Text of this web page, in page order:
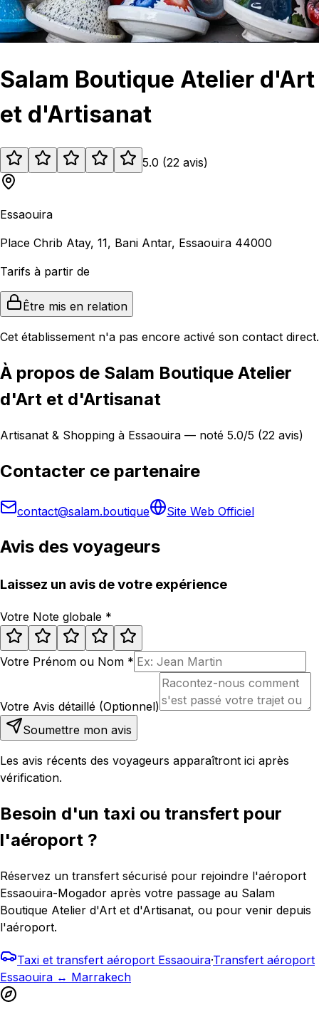
Salam Boutique Atelier d'Art
et d'Artisanat
5.0 (22 avis)
Essaouira
Place Chrib Atay, 11, Bani Antar, Essaouira 44000
Tarifs à partir de
Être mis en relation
Cet établissement n'a pas encore activé son contact direct.
À propos de Salam Boutique Atelier
d'Art et d'Artisanat
Artisanat & Shopping à Essaouira — noté 5.0/5 (22 avis)
Contacter ce partenaire
contact@salam.boutique Site Web Officiel
Avis des voyageurs
Laissez un avis de votre expérience
Votre Note globale *
Votre Prénom ou Nom *
Votre Avis détaillé (Optionnel)
Soumettre mon avis
Les avis récents des voyageurs apparaîtront ici après
vérification.
Besoin d'un taxi ou transfert pour
l'aéroport ?
Réservez un transfert sécurisé pour rejoindre l'aéroport
Essaouira-Mogador après votre passage au Salam
Boutique Atelier d'Art et d'Artisanat, ou pour venir depuis
l'aéroport.
Taxi et transfert aéroport Essaouira·Transfert aéroport
Essaouira ↔ Marrakech